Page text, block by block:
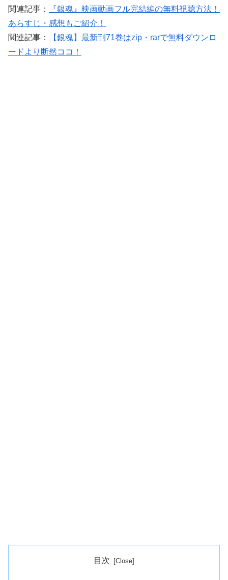
関連記事：
『銀魂』映画動画フル完結編の無料視聴方法！
あらすじ・感想もご紹介！
関連記事：
【銀魂】最新刊71巻はzip・rarで無料ダウンロ
ードより断然ココ！
目次